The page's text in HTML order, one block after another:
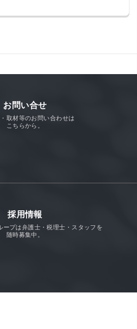
お問い合せ
取材等のお問い合わせは
こちらから。
採用情報
ープは弁護士・税理士・スタッフを
随時募集中。